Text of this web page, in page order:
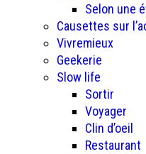
Selon une
Causettes sur
Vivremieux
Geekerie
Slow life
Sortir
Voyager
Clin d’oeil
Restaurant